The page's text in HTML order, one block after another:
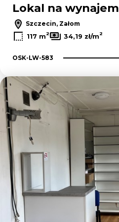
Lokal na wynajem
Szczecin, Załom
117 m2 34,19 zł/m2
OSK-LW-583